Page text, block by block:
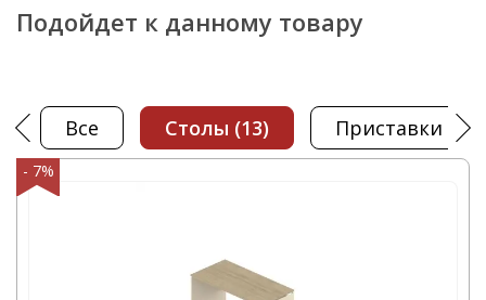
Стоимость Стол прямой и быстрая доставка
осуществляется по Санкт-Петербургу и
Ленинградской области автотранспортом
компании ООО "Офисная мебель АЛЬФА-М",
а также по всем регионам России. В нашем
быстро оформить заказ Стол прямой - 2471-
003 и это не займет у вас большого
Подойдет к данному товару
Все столы (13) приставки (2)
- 7%